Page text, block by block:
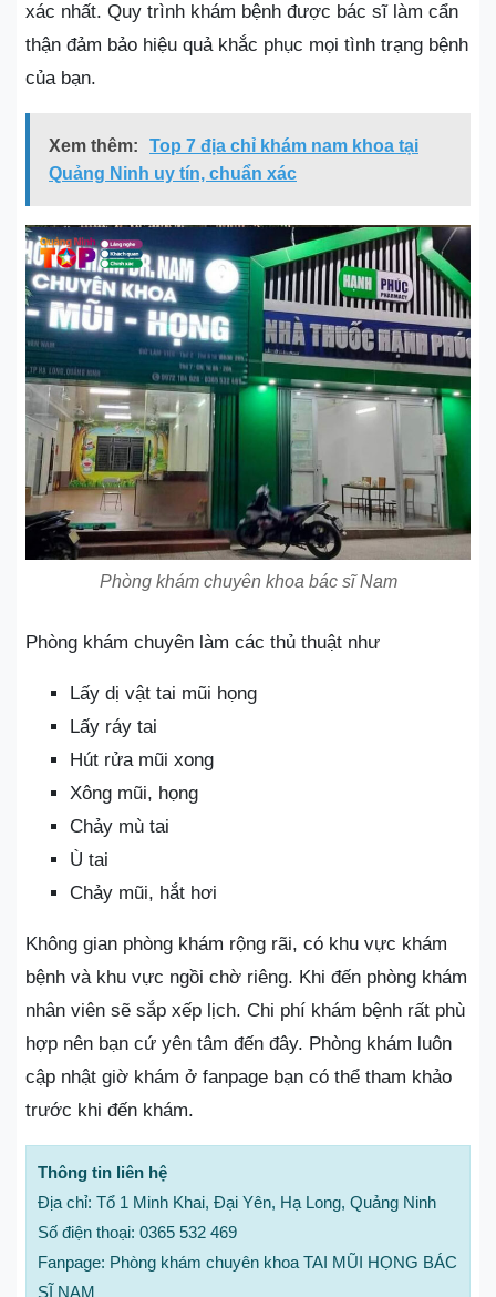
xác nhất. Quy trình khám bệnh được bác sĩ làm cẩn
thận đảm bảo hiệu quả khắc phục mọi tình trạng bệnh
của bạn.
Xem thêm:
Top 7 địa chỉ khám nam khoa tại
Quảng Ninh uy tín, chuẩn xác
Phòng khám chuyên khoa bác sĩ Nam
Phòng khám chuyên làm các thủ thuật như
Lấy dị vật tai mũi họng
Lấy ráy tai
Hút rửa mũi xong
Xông mũi, họng
Chảy mù tai
Ù tai
Chảy mũi, hắt hơi
Không gian phòng khám rộng rãi, có khu vực khám
bệnh và khu vực ngồi chờ riêng. Khi đến phòng khám
nhân viên sẽ sắp xếp lịch. Chi phí khám bệnh rất phù
hợp nên bạn cứ yên tâm đến đây. Phòng khám luôn
cập nhật giờ khám ở fanpage bạn có thể tham khảo
trước khi đến khám.
Thông tin liên hệ
Địa chỉ: Tổ 1 Minh Khai, Đại Yên, Hạ Long, Quảng Ninh
Số điện thoại: 0365 532 469
Fanpage: Phòng khám chuyên khoa TAI MŨI HỌNG BÁC
SĨ NAM